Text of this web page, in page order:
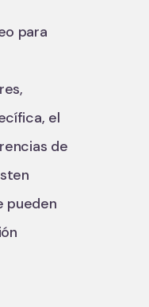
para
el
de
pueden